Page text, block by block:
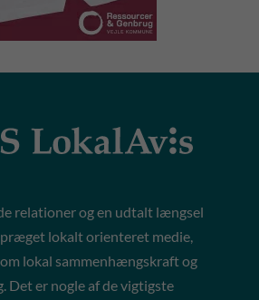
relationer og en udtalt længsel
lokalt orienteret medie,
lokal sammenhængskraft og
er nogle af de vigtigste